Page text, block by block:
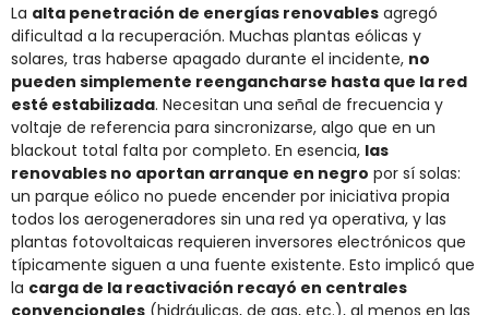
La alta penetración de energías renovables agregó
dificultad a la recuperación. Muchas plantas eólicas y
solares, tras haberse apagado durante el incidente, no
pueden simplemente reengancharse hasta que la red
esté estabilizada. Necesitan una señal de frecuencia y
voltaje de referencia para sincronizarse, algo que en un
blackout total falta por completo. En esencia, las
renovables no aportan arranque en negro por sí solas:
un parque eólico no puede encender por iniciativa propia
todos los aerogeneradores sin una red ya operativa, y las
plantas fotovoltaicas requieren inversores electrónicos que
típicamente siguen a una fuente existente. Esto implicó que
la carga de la reactivación recayó en centrales
convencionales (hidráulicas, de gas, etc.), al menos en las